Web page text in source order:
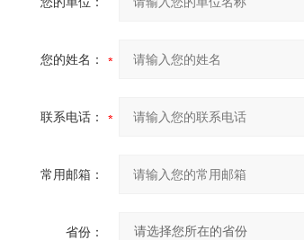
您的姓名：
联系电话：
常用邮箱：
省份：